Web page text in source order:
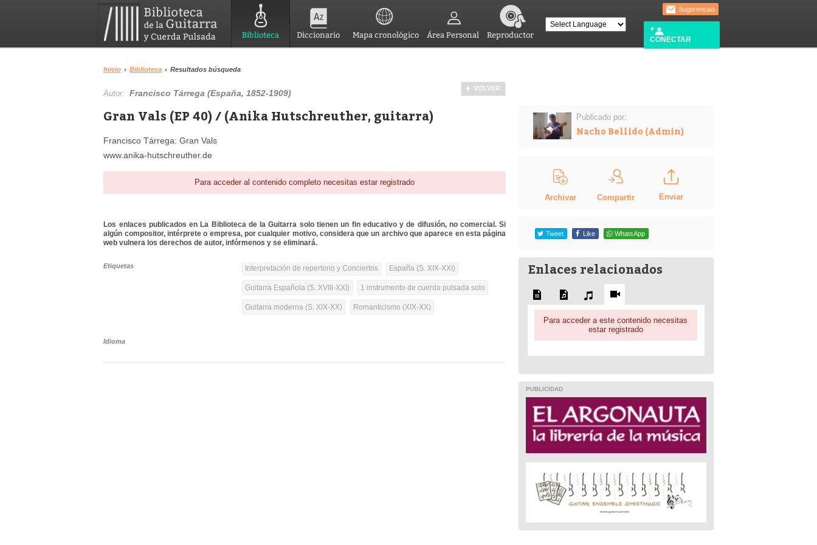
Biblioteca Diccionario Mapa cronológico Área Personal Reproductor
Sugerencias
CONECTAR
Inicio › Biblioteca › Resultados búsqueda
VOLVER
Autor:Francisco Tárrega (España, 1852-1909)
Gran Vals (EP 40) / (Anika Hutschreuther, guitarra)
Francisco Tárrega: Gran Vals
www.anika-hutschreuther.de
Para acceder al contenido completo necesitas estar registrado
Los enlaces publicados en La Biblioteca de la Guitarra solo tienen un fin educativo y de difusión, no comercial. Si
algún compositor, intérprete o empresa, por cualquier motivo, considera que un archivo que aparece en esta página
web vulnera los derechos de autor, infórmenos y se eliminará.
Etiquetas Interpretación de repertorio y Conciertos España (S. XIX-XXI)
Guitarra Española (S. XVIII-XXI) 1 instrumento de cuerda pulsada solo
Guitarra moderna (S. XIX-XX) Romanticismo (XIX-XX)
Idioma
Publicado por:
Nacho Bellido (Admin)
Archivar Compartir Enviar
Tweet Like WhatsApp
Enlaces relacionados
Para acceder a este contenido necesitas
estar registrado
PUBLICIDAD